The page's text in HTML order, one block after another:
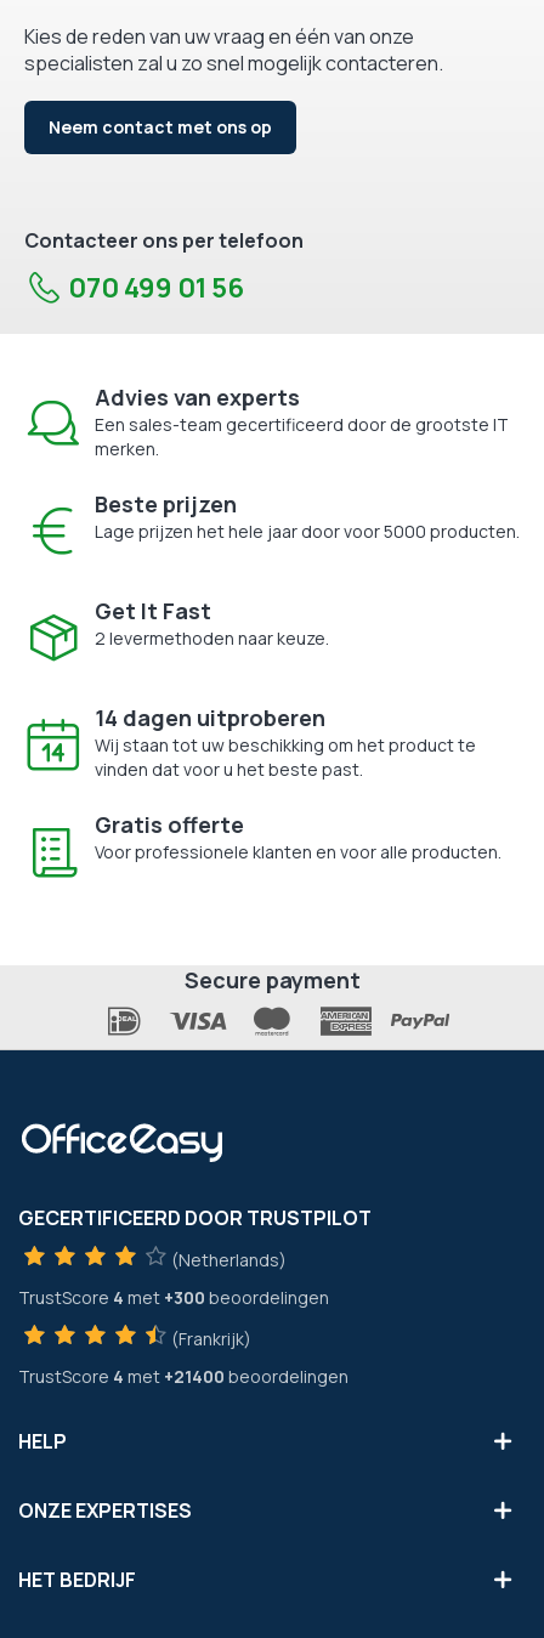
Kies de reden van uw vraag en één van onze
specialisten zal u zo snel mogelijk contacteren.
Neem contact met ons op
Contacteer ons per telefoon
070 499 01 56
Advies van experts
Een sales-team gecertificeerd door de grootste IT
merken.
Beste prijzen
Lage prijzen het hele jaar door voor 5000 producten.
Get It Fast
2 levermethoden naar keuze.
14 dagen uitproberen
Wij staan tot uw beschikking om het product te
vinden dat voor u het beste past.
Gratis offerte
Voor professionele klanten en voor alle producten.
Secure payment
GECERTIFICEERD DOOR TRUSTPILOT
(Netherlands)
TrustScore 4 met +300 beoordelingen
(Frankrijk)
TrustScore 4 met +21400 beoordelingen
HELP
ONZE EXPERTISES
HET BEDRIJF